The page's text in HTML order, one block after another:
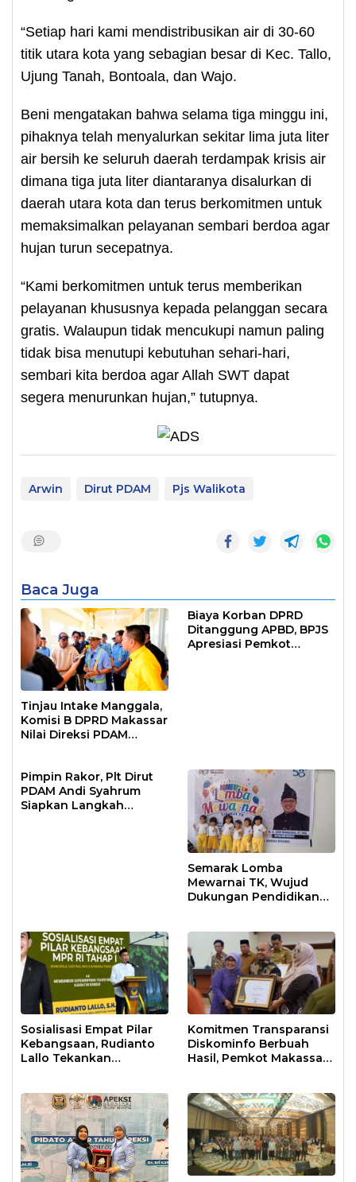
“Setiap hari kami mendistribusikan air di 30-60
titik utara kota yang sebagian besar di Kec. Tallo,
Ujung Tanah, Bontoala, dan Wajo.
Beni mengatakan bahwa selama tiga minggu ini,
pihaknya telah menyalurkan sekitar lima juta liter
air bersih ke seluruh daerah terdampak krisis air
dimana tiga juta liter diantaranya disalurkan di
daerah utara kota dan terus berkomitmen untuk
memaksimalkan pelayanan sembari berdoa agar
hujan turun secepatnya.
“Kami berkomitmen untuk terus memberikan
pelayanan khususnya kepada pelanggan secara
gratis. Walaupun tidak mencukupi namun paling
tidak bisa menutupi kebutuhan sehari-hari,
sembari kita berdoa agar Allah SWT dapat
segera menurunkan hujan,” tutupnya.
Arwin Dirut PDAM Pjs Walikota
Baca Juga
Tinjau Intake Manggala,
Komisi B DPRD Makassar
Nilai Direksi PDAM
Biaya Korban DPRD
Ditanggung APBD, BPJS
Apresiasi Pemkot
Pimpin Rakor, Plt Dirut
PDAM Andi Syahrum
Siapkan Langkah
Semarak Lomba
Mewarnai TK, Wujud
Dukungan Pendidikan
Sosialisasi Empat Pilar
Kebangsaan, Rudianto
Lallo Tekankan
Komitmen Transparansi
Diskominfo Berbuah
Hasil, Pemkot Makassar